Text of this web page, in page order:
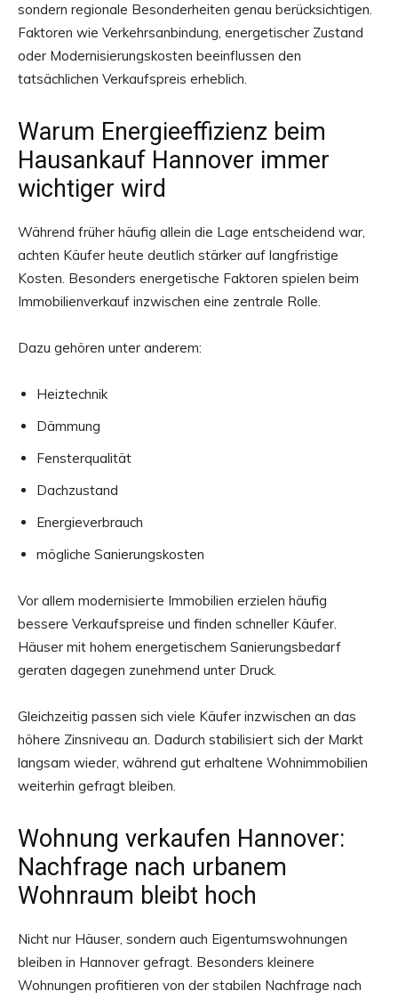
sondern regionale Besonderheiten genau berücksichtigen.
Faktoren wie Verkehrsanbindung, energetischer Zustand
oder Modernisierungskosten beeinflussen den
tatsächlichen Verkaufspreis erheblich.
Warum Energieeffizienz beim
Hausankauf Hannover immer
wichtiger wird
Während früher häufig allein die Lage entscheidend war,
achten Käufer heute deutlich stärker auf langfristige
Kosten. Besonders energetische Faktoren spielen beim
Immobilienverkauf inzwischen eine zentrale Rolle.
Dazu gehören unter anderem:
Heiztechnik
Dämmung
Fensterqualität
Dachzustand
Energieverbrauch
mögliche Sanierungskosten
Vor allem modernisierte Immobilien erzielen häufig
bessere Verkaufspreise und finden schneller Käufer.
Häuser mit hohem energetischem Sanierungsbedarf
geraten dagegen zunehmend unter Druck.
Gleichzeitig passen sich viele Käufer inzwischen an das
höhere Zinsniveau an. Dadurch stabilisiert sich der Markt
langsam wieder, während gut erhaltene Wohnimmobilien
weiterhin gefragt bleiben.
Wohnung verkaufen Hannover:
Nachfrage nach urbanem
Wohnraum bleibt hoch
Nicht nur Häuser, sondern auch Eigentumswohnungen
bleiben in Hannover gefragt. Besonders kleinere
Wohnungen profitieren von der stabilen Nachfrage nach